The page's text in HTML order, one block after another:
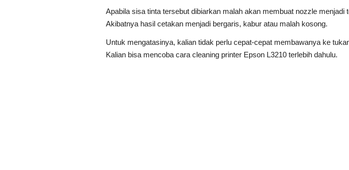
Apabila sisa tinta tersebut dibiarkan malah akan membuat nozzle menjadi
Akibatnya hasil cetakan menjadi bergaris, kabur atau malah kosong.
Untuk mengatasinya, kalian tidak perlu cepat-cepat membawanya ke
Kalian bisa mencoba cara cleaning printer Epson L3210 terlebih dahulu.